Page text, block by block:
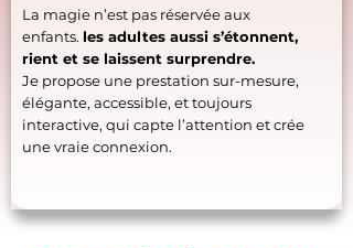
La magie n’est pas réservée aux
enfants. les adultes aussi s’étonnent,
rient et se laissent surprendre.
Je propose une prestation sur-mesure,
élégante, accessible, et toujours
interactive, qui capte l’attention et crée
une vraie connexion.